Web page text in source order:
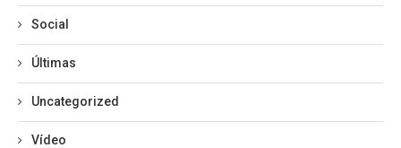
Social
Últimas
Uncategorized
Vídeo